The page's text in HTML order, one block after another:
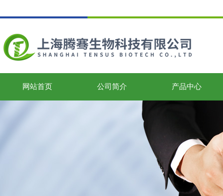
网站首页 公司简介 产品中心